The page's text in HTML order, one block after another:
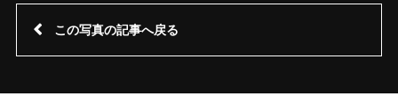
この写真の記事へ戻る